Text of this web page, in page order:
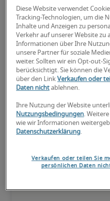
Personen mit fundierter
Position, verfügen über den
Überdurchschnittlich qualifiziert
Diese Website verwendet
Tracking-Technologien, um die
Inhalte und Anzeigen zu
Verkehr auf unserer Website zu
Informationen über Ihre
unsere Partner für soziale
weiter. Sollten wir ein Opt-out-
berücksichtigt. Sie können die
über den LinkVerkaufen oder
Daten nicht ablehnen.
Ihre Nutzung der Website
Nutzungsbedingungen.
wie wir Informationen
Datenschutzerklärung.
Verkaufen oder teilen Sie
persönlichen Daten